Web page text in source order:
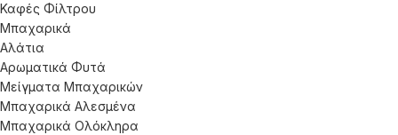
Καφές Φίλτρου
Μπαχαρικά
Αλάτια
Αρωματικά Φυτά
Μείγματα Μπαχαρικών
Μπαχαρικά Αλεσμένα
Μπαχαρικά Ολόκληρα